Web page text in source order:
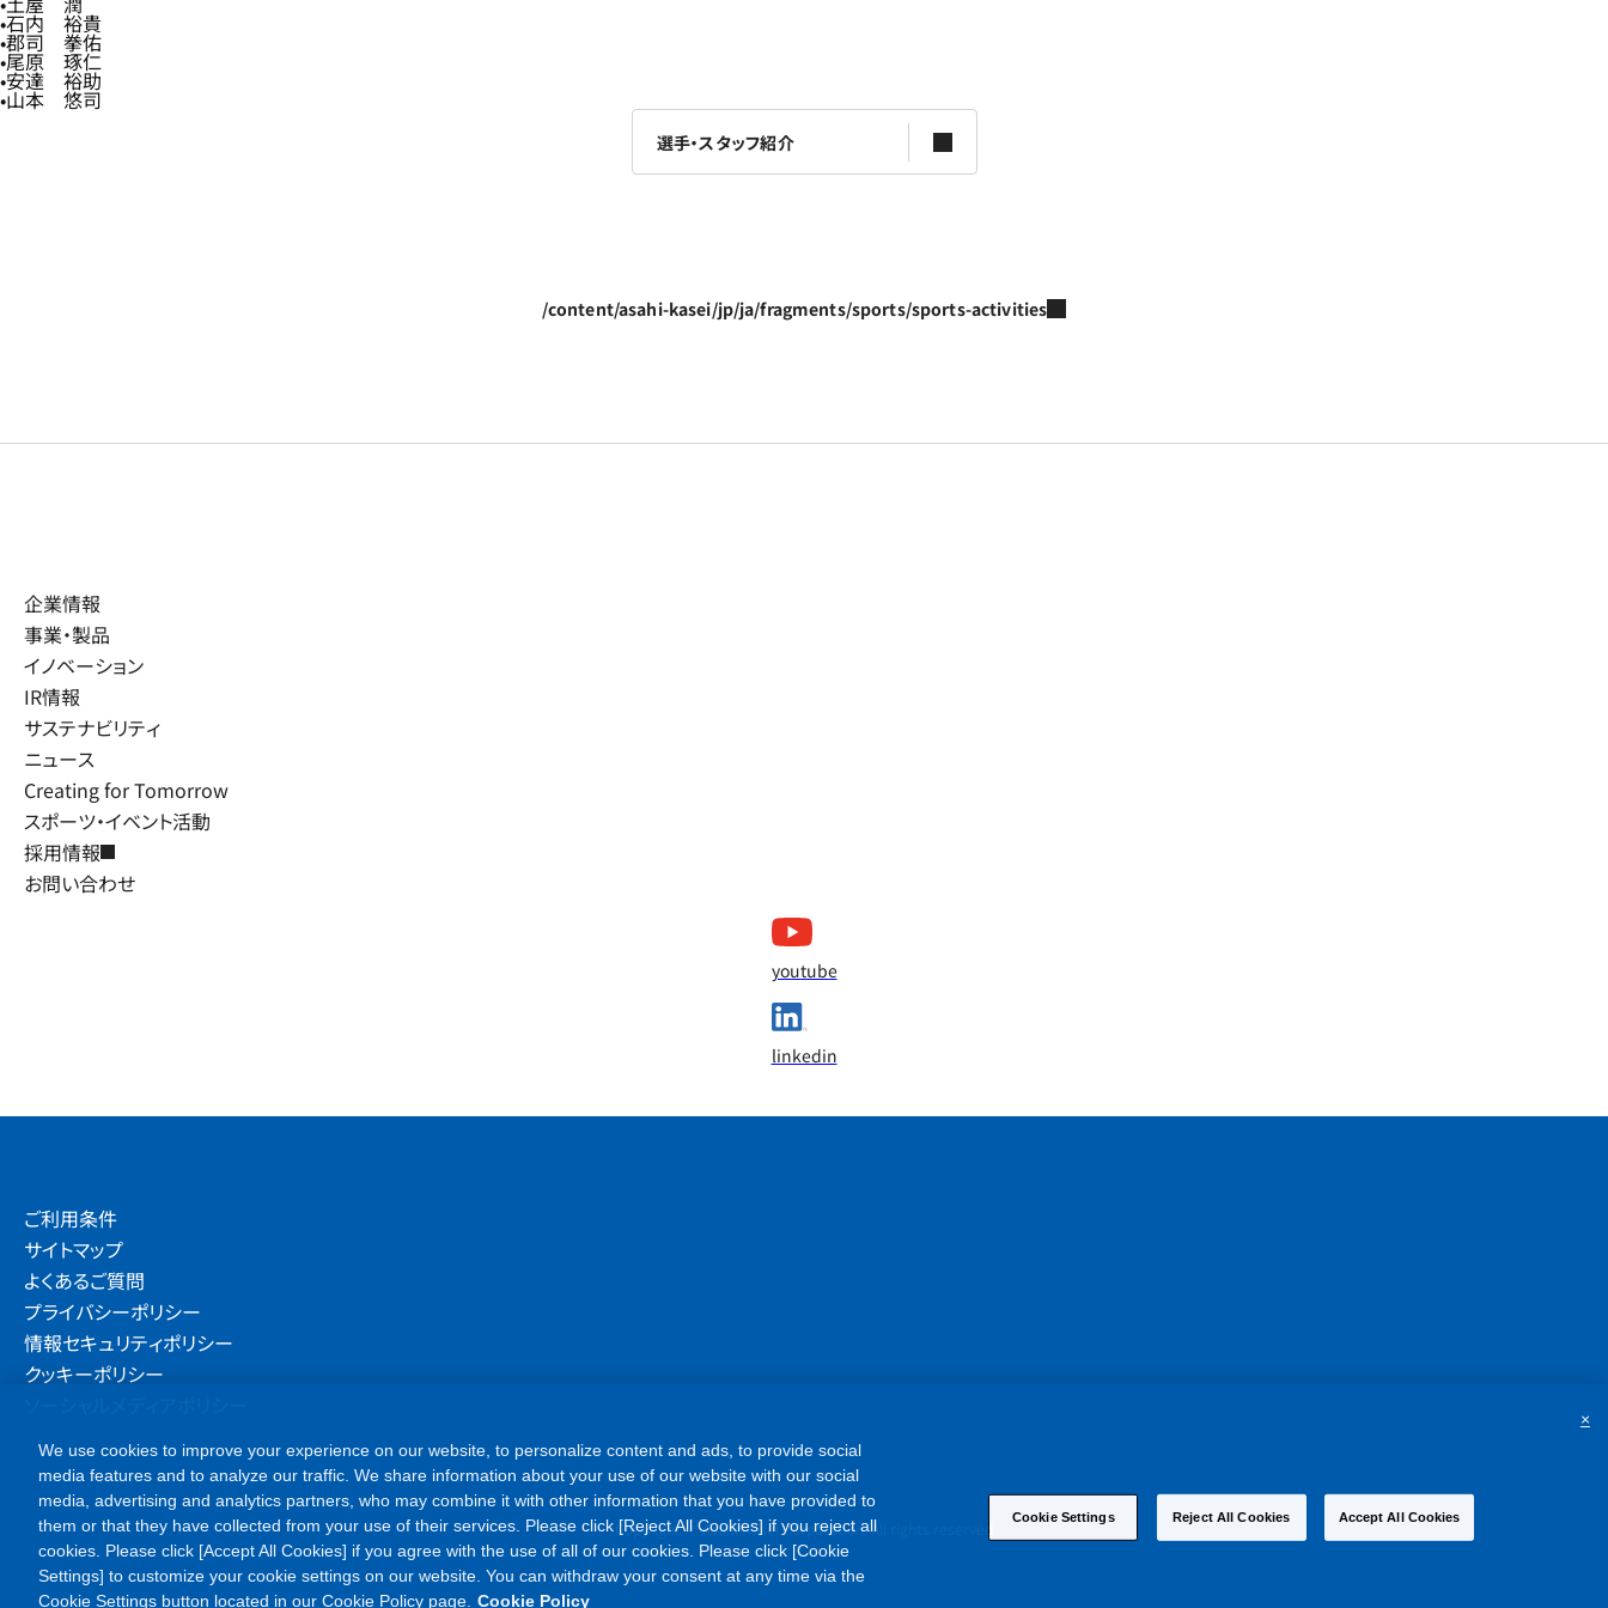
石内 裕貴
郡司 拳佑
尾原 琢仁
安達 裕助
山本 悠司
選手・スタッフ紹介
/content/asahi-kasei/jp/ja/fragments/sports/sports-activities
企業情報
事業・製品
イノベーション
IR情報
サステナビリティ
ニュース
Creating for Tomorrow
スポーツ・イベント活動
採用情報
お問い合わせ
youtube
linkedin
ご利用条件
サイトマップ
よくあるご質問
プライバシーポリシー
情報セキュリティポリシー
クッキーポリシー
Copyright©Asahi Kasei Corporation. All rights reserved
We use cookies to improve your experience on our website, to personalize content and ads, to provide social
media features and to analyze our traffic. We share information about your use of our website with our social
media, advertising and analytics partners, who may combine it with other information that you have provided to
them or that they have collected from your use of their services. Please click [Reject All Cookies] if you reject all
cookies. Please click [Accept All Cookies] if you agree with the use of all of our cookies. Please click [Cookie
Settings] to customize your cookie settings on our website. You can withdraw your consent at any time via the
Cookie Settings button located in our Cookie Policy page. Cookie Policy
Cookie Settings Reject All Cookies Accept All Cookies
×